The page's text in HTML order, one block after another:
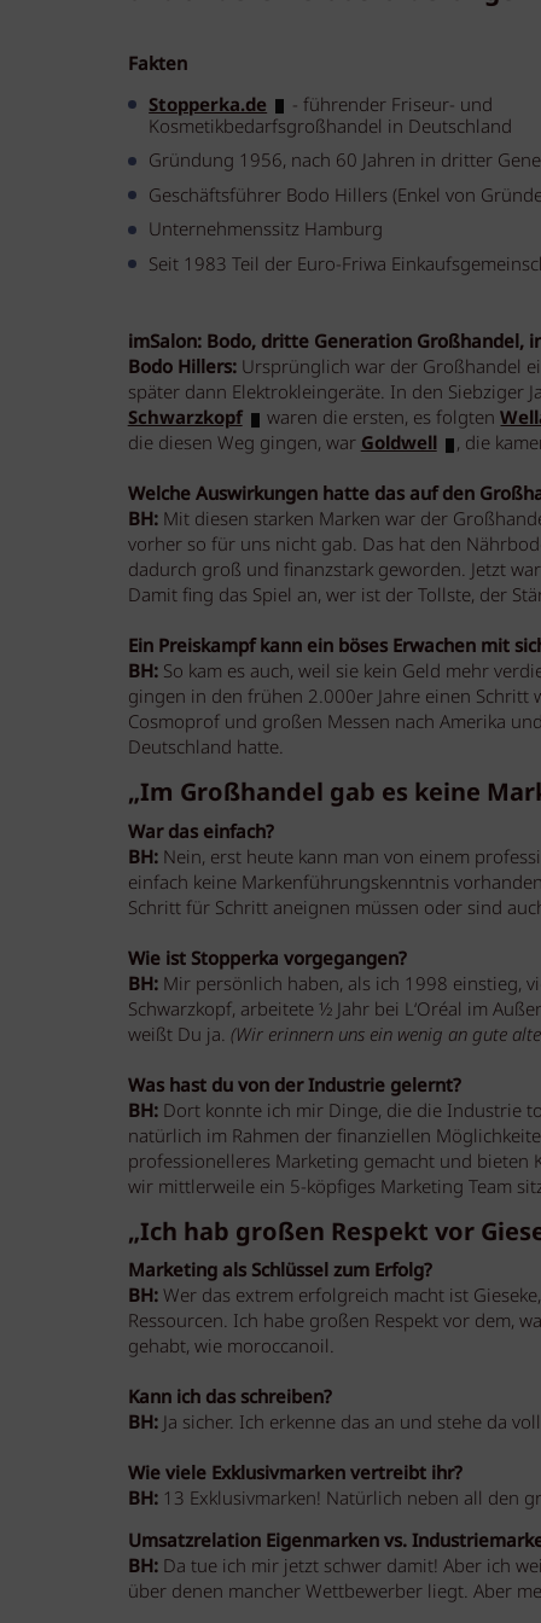
Fakten
Stopperka.de - führender Friseur- und
Kosmetikbedarfsgroßhandel in Deutschland
Gründung 1956, nach 60 Jahren in dritter
Geschäftsführer Bodo Hillers (Enkel von
Unternehmenssitz Hamburg
Seit 1983 Teil der Euro-Friwa
imSalon: Bodo, dritte Generation Großhandel,
Bodo Hillers:Ursprünglich war der Großhandel
später dann Elektrokleingeräte. In den Siebziger
Schwarzkopf
waren die ersten, es folgten
die diesen Weg gingen, warGoldwell , die
Welche Auswirkungen hatte das auf den
BH: Mit diesen starken Marken war der
vorher so für uns nicht gab. Das hat den
dadurch groß und finanzstark geworden. Jetzt
Damit fing das Spiel an, wer ist der Tollste, der
Ein Preiskampf kann ein böses Erwachen mit
BH: So kam es auch, weil sie kein Geld mehr
gingen in den frühen 2.000er Jahre einen
Cosmoprof und großen Messen nach Amerika
Deutschland hatte.
„Im Großhandel gab es keine
War das einfach?
BH: Nein, erst heute kann man von einem
einfach keine Markenführungskenntnis
Schritt für Schritt aneignen müssen oder sind
Wie ist Stopperka vorgegangen?
BH: Mir persönlich haben, als ich 1998 einstieg,
Schwarzkopf, arbeitete ½ Jahr bei L‘Oréal im
weißt Du ja. (Wir erinnern uns ein wenig an gute
Was hast du von der Industrie gelernt?
BH: Dort konnte ich mir Dinge, die die Industrie
natürlich im Rahmen der finanziellen
professionelleres Marketing gemacht und
wir mittlerweile ein 5-köpfiges Marketing Team
„Ich hab großen Respekt vor
Marketing als Schlüssel zum Erfolg?
BH:Wer das extrem erfolgreich macht ist
Ressourcen. Ich habe großen Respekt vor dem,
gehabt, wie moroccanoil.
Kann ich das schreiben?
BH:Ja sicher. Ich erkenne das an und stehe da
Wie viele Exklusivmarken vertreibt ihr?
BH: 13 Exklusivmarken! Natürlich neben all den
Umsatzrelation Eigenmarken vs.
BH: Da tue ich mir jetzt schwer damit! Aber ich
über denen mancher Wettbewerber liegt. Aber